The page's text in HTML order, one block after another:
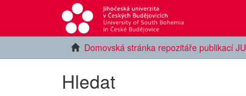
Domovská stránka repozitáře publikací JU
Hledat